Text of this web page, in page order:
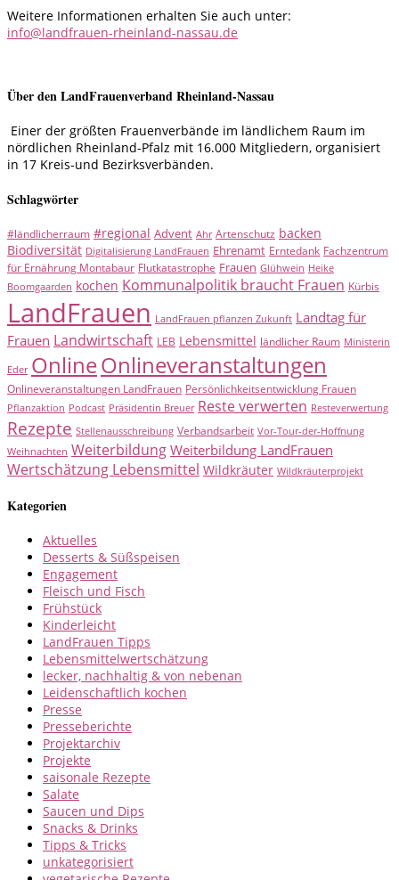
Weitere Informationen erhalten Sie auch unter:
info@landfrauen-rheinland-nassau.de
Über den LandFrauenverband Rheinland-Nassau
Einer der größten Frauenverbände im ländlichem Raum im
nördlichen Rheinland-Pfalz mit 16.000 Mitgliedern, organisiert
in 17 Kreis-und Bezirksverbänden.
Schlagwörter
#ländlicherraum #regional Advent Ahr Artenschutz backen
Biodiversität Digitalisierung LandFrauen Ehrenamt Erntedank Fachzentrum
für Ernährung Montabaur Flutkatastrophe Frauen Glühwein Heike
Boomgaarden kochen Kommunalpolitik braucht Frauen Kürbis
LandFrauen LandFrauen pflanzen Zukunft Landtag für
Frauen Landwirtschaft LEB Lebensmittel ländlicher Raum Ministerin
Eder OnlineOnlineveranstaltungen
Onlineveranstaltungen LandFrauen Persönlichkeitsentwicklung Frauen
Pflanzaktion Podcast Präsidentin Breuer Reste verwerten Resteverwertung
Rezepte Stellenausschreibung Verbandsarbeit Vor-Tour-der-Hoffnung
Weihnachten Weiterbildung Weiterbildung LandFrauen
Wertschätzung Lebensmittel Wildkräuter Wildkräuterprojekt
Kategorien
Aktuelles
Desserts & Süßspeisen
Engagement
Fleisch und Fisch
Frühstück
Kinderleicht
LandFrauen Tipps
Lebensmittelwertschätzung
lecker, nachhaltig & von nebenan
Leidenschaftlich kochen
Presse
Presseberichte
Projektarchiv
Projekte
saisonale Rezepte
Salate
Saucen und Dips
Snacks & Drinks
Tipps & Tricks
unkategorisiert